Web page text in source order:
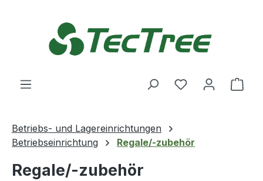
Du hast 0
Betriebs- und Lagereinrichtungen
Betriebseinrichtung
Regale/-zubehör
Regale/-zubehör